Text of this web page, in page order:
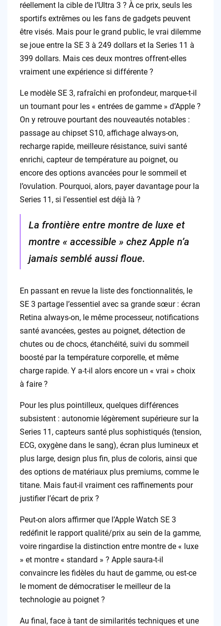
réellement la cible de l’Ultra 3 ? À ce prix, seuls les
sportifs extrêmes ou les fans de gadgets peuvent
être visés. Mais pour le grand public, le vrai dilemme
se joue entre la SE 3 à 249 dollars et la Series 11 à
399 dollars. Mais ces deux montres offrent-elles
vraiment une expérience si différente ?
Le modèle SE 3, rafraîchi en profondeur, marque-t-il
un tournant pour les « entrées de gamme » d’Apple ?
On y retrouve pourtant des nouveautés notables :
passage au chipset S10, affichage always-on,
recharge rapide, meilleure résistance, suivi santé
enrichi, capteur de température au poignet, ou
encore des options avancées pour le sommeil et
l’ovulation. Pourquoi, alors, payer davantage pour la
Series 11, si l’essentiel est déjà là ?
La frontière entre montre de luxe et
montre « accessible » chez Apple n’a
jamais semblé aussi floue.
En passant en revue la liste des fonctionnalités, le
SE 3 partage l’essentiel avec sa grande sœur : écran
Retina always-on, le même processeur, notifications
santé avancées, gestes au poignet, détection de
chutes ou de chocs, étanchéité, suivi du sommeil
boosté par la température corporelle, et même
charge rapide. Y a-t-il alors encore un « vrai » choix
à faire ?
Pour les plus pointilleux, quelques différences
subsistent : autonomie légèrement supérieure sur la
Series 11, capteurs santé plus sophistiqués (tension,
ECG, oxygène dans le sang), écran plus lumineux et
plus large, design plus fin, plus de coloris, ainsi que
des options de matériaux plus premiums, comme le
titane. Mais faut-il vraiment ces raffinements pour
justifier l’écart de prix ?
Peut-on alors affirmer que l’Apple Watch SE 3
redéfinit le rapport qualité/prix au sein de la gamme,
voire ringardise la distinction entre montre de « luxe
» et montre « standard » ? Apple saura-t-il
convaincre les fidèles du haut de gamme, ou est-ce
le moment de démocratiser le meilleur de la
technologie au poignet ?
Au final, face à tant de similarités techniques et une